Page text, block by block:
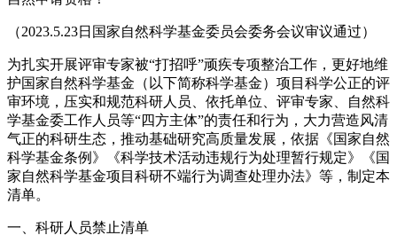
（2023.5.23日国家自然科学基金委员会委务会议审议通过）
为扎实开展评审专家被“打招呼”顽疾专项整治工作，更好地维
护国家自然科学基金（以下简称科学基金）项目科学公正的评
审环境，压实和规范科研人员、依托单位、评审专家、自然科
学基金委工作人员等“四方主体”的责任和行为，大力营造风清
气正的科研生态，推动基础研究高质量发展，依据《国家自然
科学基金条例》《科学技术活动违规行为处理暂行规定》《国
家自然科学基金项目科研不端行为调查处理办法》等，制定本
清单。
一、科研人员禁止清单